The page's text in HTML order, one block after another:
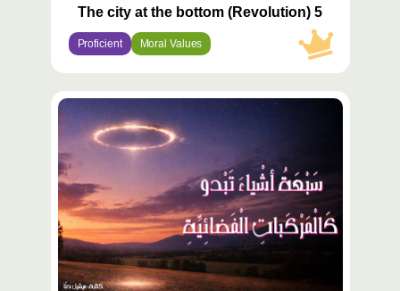
The city at the bottom (Revolution) 5
Proficient Moral Values
محتوى
مميّز